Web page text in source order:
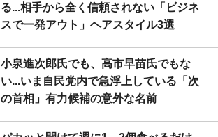
る...相手から全く信頼されない「ビジネ
スで一発アウト」ヘアスタイル3選
小泉進次郎氏でも、高市早苗氏でもな
い...いま自民党内で急浮上している「次
の首相」有力候補の意外な名前